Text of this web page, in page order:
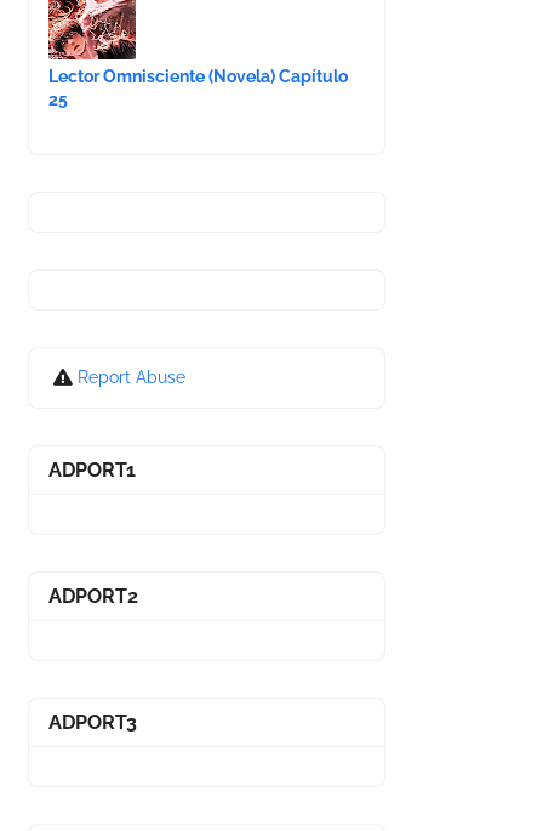
Lector Omnisciente (Novela) Capítulo
25
Report Abuse
ADPORT1
ADPORT2
ADPORT3